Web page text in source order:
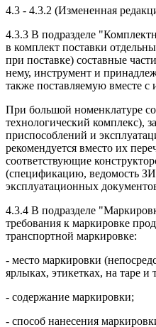
4.3 - 4.3.2 (Измененная
4.3.3 В подразделе
в комплект поставки
при поставке) составные
нему, инструмент и
также поставляемую вместе
При большой номенклатуре
технологический комплекс),
приспособлений и
рекомендуется вместо их
соответствующие
(спецификацию, ведомость
эксплуатационных
4.3.4 В подразделе
требования к маркировке
транспортной маркировке:
- место маркировки
ярлыках, этикетках, на таре и
- содержание маркировки;
- способ нанесения